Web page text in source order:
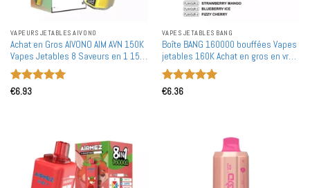
VAPEURS JETABLES AIVONO
Achat en Gros AIVONO AIM AVN 150K
Vapes Jetables 8 Saveurs en 1 150
000 Bouffées en Gros
Note
€6.93
VAPES JETABLES BANG
Boîte BANG 160000 bouffées Vapes
jetables 160K Achat en gros en vrac
4 saveurs Écran numérique
intelligent
Note
€6.36